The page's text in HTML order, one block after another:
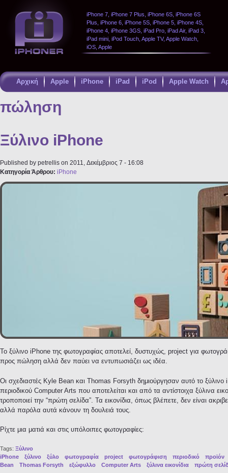
iPhone 7, iPhone 7 Plus, iPhone 6S, iPhone 6S
Plus, iPhone 6, iPhone 5S, iPhone 5, iPhone 4S,
iPhone 4, iPhone 3GS, iPad Pro, iPad Air, iPad 3,
iPad mini, iPod Touch, Apple TV, Apple Watch,
iOS, Apple
Αρχική Apple iPhone iPad iPod Apple Watch
Παράκαμψη
κυρίως
πώληση
Ξύλινο iPhone
Published by petrellis on 2011, Δεκέμβριος 7 - 16:08
Κατηγορία Άρθρου: iPhone
Το ξύλινο iPhone της φωτογραφίας αποτελεί, δυστυχώς, project για
προς πώληση αλλά δεν παύει να εντυπωσιάζει ως ιδέα.
Οι σχεδιαστές Kyle Bean και Thomas Forsyth δημιούργησαν αυτό το ξύλινο
περιοδικού Computer Arts που αποτελείται και από τα αντίστοιχα ξύλινα
τροποποιεί την “πρώτη σελίδα”. Τα εικονίδια, όπως βλέπετε, δεν είναι
αλλά παρόλα αυτά κάνουν τη δουλειά τους.
Ρίχτε μια ματιά και στις υπόλοιπες φωτογραφίες:
Tags: Ξύλινο
iPhone
ξύλινο ξύλο φωτογραφία project φωτογράφιση περιοδικό
προϊόν
Bean
Thomas Forsyth εξώφυλλο Computer Arts ξύλινα εικονίδια πρώτη